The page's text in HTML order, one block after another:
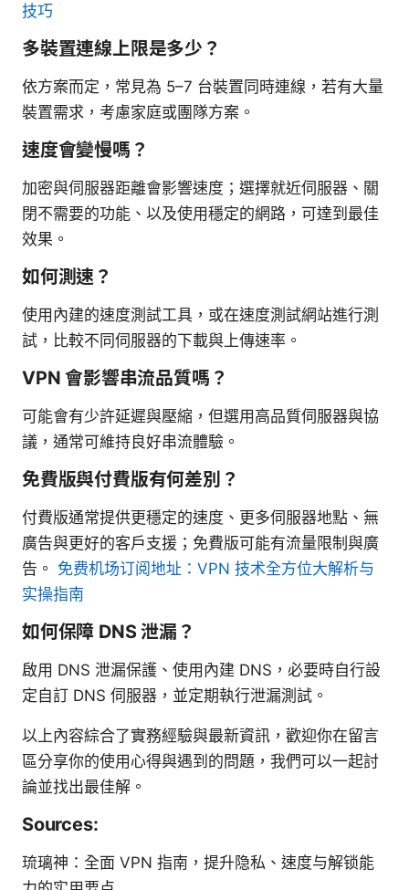
技巧
多裝置連線上限是多少？
依方案而定，常見為 5–7 台裝置同時連線，若有大量
裝置需求，考慮家庭或團隊方案。
速度會變慢嗎？
加密與伺服器距離會影響速度；選擇就近伺服器、關
閉不需要的功能、以及使用穩定的網路，可達到最佳
效果。
如何測速？
使用內建的速度測試工具，或在速度測試網站進行測
試，比較不同伺服器的下載與上傳速率。
VPN 會影響串流品質嗎？
可能會有少許延遲與壓縮，但選用高品質伺服器與協
議，通常可維持良好串流體驗。
免費版與付費版有何差別？
付費版通常提供更穩定的速度、更多伺服器地點、無
廣告與更好的客戶支援；免費版可能有流量限制與廣
告。 免费机场订阅地址：VPN 技术全方位大解析与
实操指南
如何保障 DNS 泄漏？
啟用 DNS 泄漏保護、使用內建 DNS，必要時自行設
定自訂 DNS 伺服器，並定期執行泄漏測試。
以上內容綜合了實務經驗與最新資訊，歡迎你在留言
區分享你的使用心得與遇到的問題，我們可以一起討
論並找出最佳解。
Sources:
琉璃神：全面 VPN 指南，提升隐私、速度与解锁能